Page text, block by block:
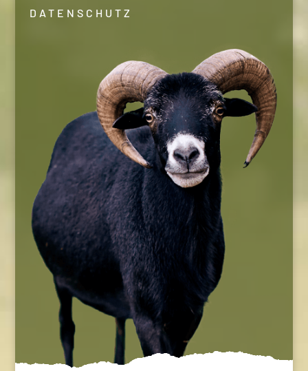
DATENSCHUTZ